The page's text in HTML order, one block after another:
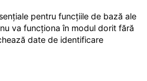
pentru funcțiile de bază ale
va funcționa în modul dorit fără
date de identificare